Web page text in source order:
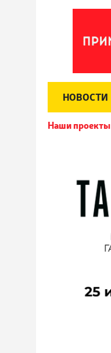
НОВОСТИ
Наши проекты